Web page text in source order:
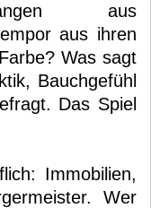
aus
aus ihren
Was sagt
Bauchgefühl
Das Spiel
Immobilien,
Wer